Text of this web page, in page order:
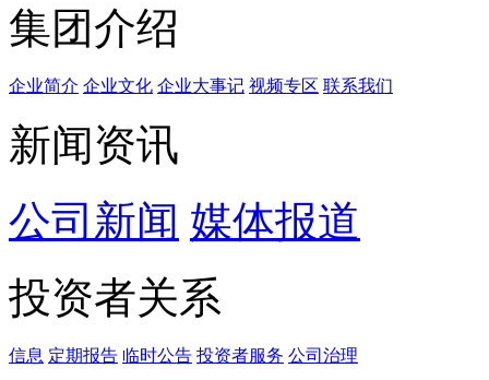
集团介绍
企业简介 企业文化 企业⼤事记 视频专区 联系我们
新闻资讯
公司新闻 媒体报道
投资者关系
信息 定期报告 临时公告 投资者服务 公司治理